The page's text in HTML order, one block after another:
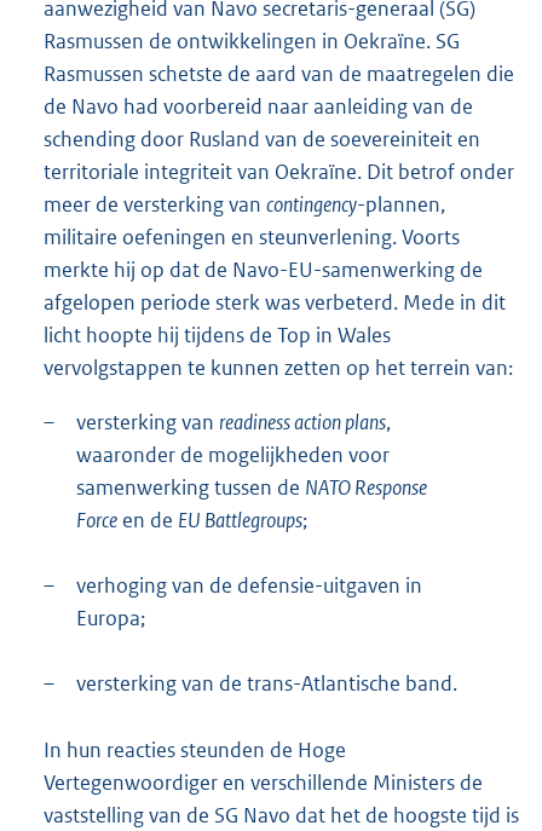
aanwezigheid van Navo secretaris-generaal (SG)
Rasmussen de ontwikkelingen in Oekraïne. SG
Rasmussen schetste de aard van de maatregelen die
de Navo had voorbereid naar aanleiding van de
schending door Rusland van de soevereiniteit en
territoriale integriteit van Oekraïne. Dit betrof onder
meer de versterking van contingency-plannen,
militaire oefeningen en steunverlening. Voorts
merkte hij op dat de Navo-EU-samenwerking de
afgelopen periode sterk was verbeterd. Mede in dit
licht hoopte hij tijdens de Top in Wales
vervolgstappen te kunnen zetten op het terrein van:
– versterking van readiness action plans,
waaronder de mogelijkheden voor
samenwerking tussen de NATO Response
Force en de EU Battlegroups;
–
verhoging van de defensie-uitgaven in
Europa;
– versterking van de trans-Atlantische band.
In hun reacties steunden de Hoge
Vertegenwoordiger en verschillende Ministers de
vaststelling van de SG Navo dat het de hoogste tijd is